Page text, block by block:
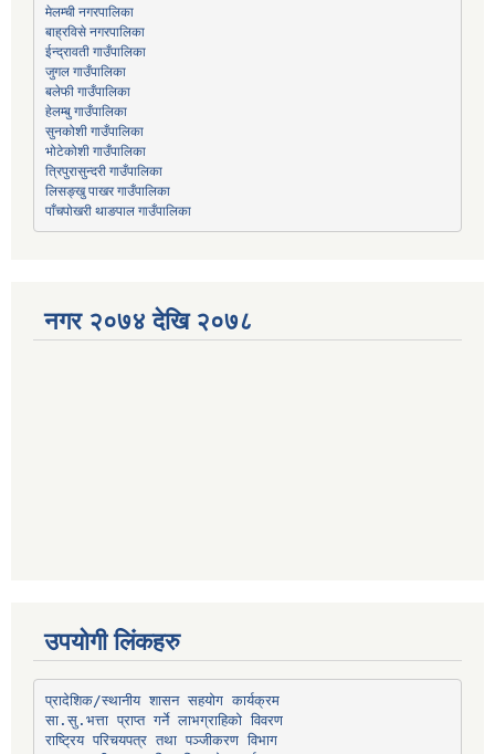
मेलम्ची नगरपालिका
बाह्रविसे नगरपालिका
ईन्द्रावती गाउँपालिका
जुगल गाउँपालिका
बलेफी गाउँपालिका
हेलम्बु गाउँपालिका
सुनकोशी गाउँपालिका
भोटेकोशी गाउँपालिका
त्रिपुरासुन्दरी गाउँपालिका
लिसङ्खु पाखर गाउँपालिका
पाँचपोखरी थाङपाल गाउँपालिका
नगर २०७४ देखि २०७८
उपयोगी लिंकहरु
प्रादेशिक/स्थानीय शासन सहयोग कार्यक्रम
सा.सु.भत्ता प्राप्त गर्ने लाभग्राहिको विवरण
राष्ट्रिय परिचयपत्र तथा पञ्‍जीकरण विभाग